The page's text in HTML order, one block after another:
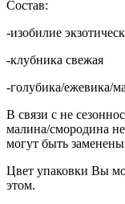
Состав:
-изобилие
-клубника свежая
-голубика/ежевика/
В связи с не
малина/смородина
могут быть
Цвет упаковки Вы
этом.